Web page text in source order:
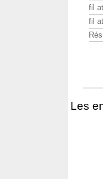
fil
fil
Les